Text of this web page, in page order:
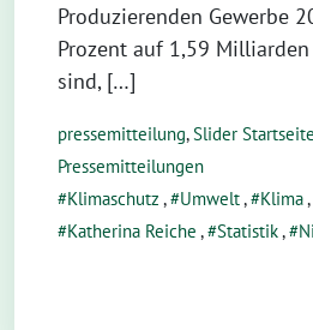
Produzierenden Gewerbe
Prozent auf 1,59
sind, […]
pressemitteilung,Slider Startseite
Pressemitteilungen
Klimaschutz , Umwelt, Klima,
Katherina Reiche , Statistik,